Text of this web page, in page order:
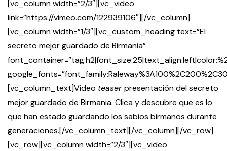
[vc_column width=”2/3″][vc_video
link=”https://vimeo.com/122939106″][/vc_column]
[vc_column width=”1/3″][vc_custom_heading text=”El
secreto mejor guardado de Birmania”
[vc_column_text]Video teaserpresentación del secreto
mejor guardado de Birmania. Clica y descubre que es lo
que han estado guardando los sabios birmanos durante
generaciones.[/vc_column_text][/vc_column][/vc_row]
[vc_row][vc_column width=”2/3″][vc_video